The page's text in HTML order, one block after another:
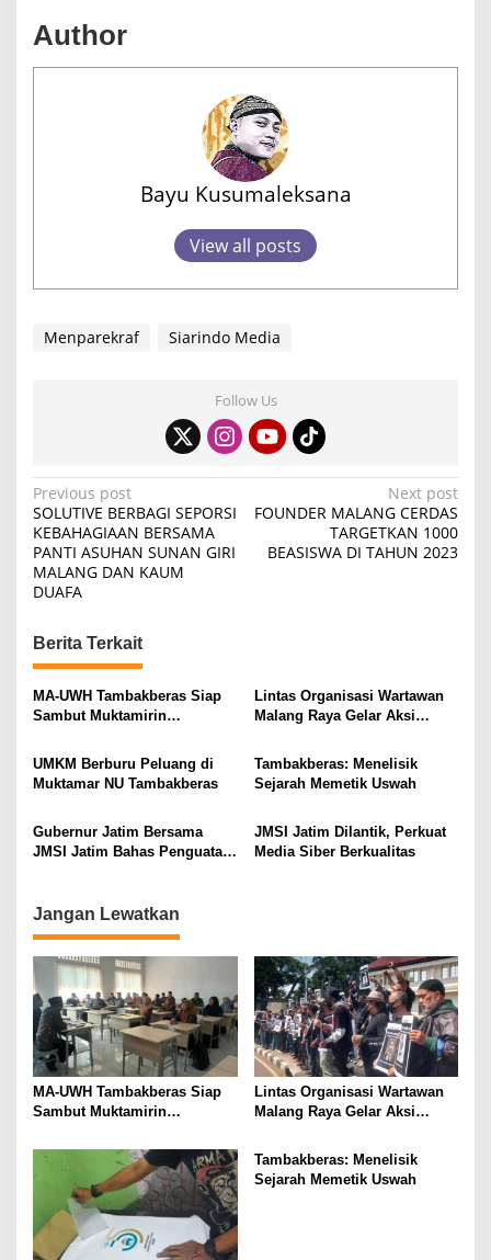
Author
Bayu Kusumaleksana
View all posts
Menparekraf Siarindo Media
Follow Us
P
o
s
t
a
v
i
a
i
o
Previous post
SOLUTIVE BERBAGI SEPORSI
KEBAHAGIAAN BERSAMA
PANTI ASUHAN SUNAN GIRI
MALANG DAN KAUM
DUAFA
Next post
FOUNDER MALANG CERDAS
TARGETKAN 1000
BEASISWA DI TAHUN 2023
Berita Terkait
MA-UWH Tambakberas Siap
Sambut Muktamirin
Lintas Organisasi Wartawan
Malang Raya Gelar Aksi
Ireng”
UMKM Berburu Peluang di
Muktamar NU Tambakberas
Tambakberas: Menelisik
Sejarah Memetik Uswah
Gubernur Jatim Bersama
JMSI Jatim Bahas Penguatan
JMSI Jatim Dilantik, Perkuat
Media Siber Berkualitas
Jangan Lewatkan
MA-UWH Tambakberas Siap
Sambut Muktamirin
Lintas Organisasi Wartawan
Malang Raya Gelar Aksi
Ireng”
Tambakberas: Menelisik
Sejarah Memetik Uswah